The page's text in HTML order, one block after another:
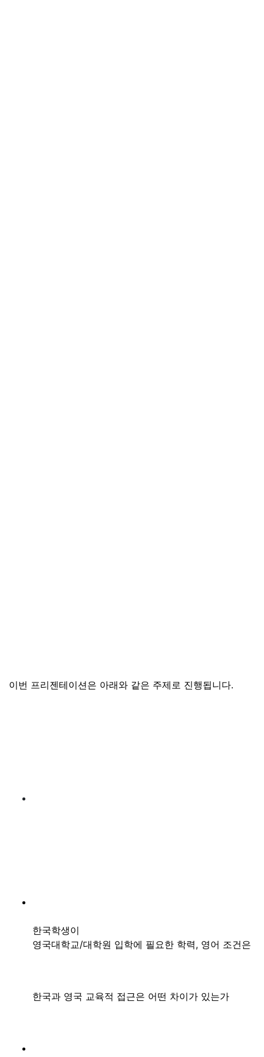
이번 프리젠테이션은 아래와 같은 주제로 진행됩니다.
한국학생이
영국대학교/대학원 입학에 필요한 학력, 영어 조건은
한국과 영국 교육적 접근은 어떤 차이가 있는가